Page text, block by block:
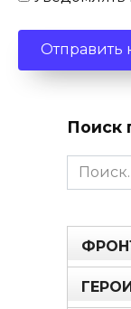
Поиск
Search
for: